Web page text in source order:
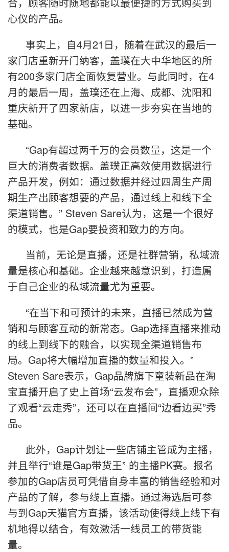
心仪的产品。
事实上，自4月21日，随着在武汉的最后一
家门店重新开门纳客，盖璞在大中华地区的所
有200多家门店全面恢复营业。与此同时，在4
月的最后一周，盖璞还在上海、成都、沈阳和
重庆新开了四家新店，以进一步夯实在当地的
基础。
“Gap有超过两千万的会员数量，这是一个
巨大的消费者数据。盖璞正高效使用数据进行
产品开发，例如：通过数据并经过四周生产周
期生产出顾客想要的产品，通过线上和线下全
渠道销售。” Steven Sare认为，这是一个很好
的模式，也是Gap要投资和致力的方向。
当前，无论是直播，还是社群营销，私域流
量是核心和基础。企业越来越意识到，打造属
于自己企业的私域流量尤为重要。
“在当下和可预计的未来，直播已然成为营
销和与顾客互动的新常态。Gap选择直播来推动
的线上到线下的融合，以实现全渠道销售布
局。Gap将大幅增加直播的数量和投入。”
Steven Sare表示，Gap品牌旗下童装新品在淘
宝直播开启了史上首场“云发布会”，直播观众除
了观看“云走秀”，还可以在直播间“边看边买”秀
品。
此外，Gap计划让一些店铺主管成为主播，
并且举行“谁是Gap带货王” 的主播PK赛。报名
参加的Gap店员可凭借自身丰富的销售经验和对
产品的了解，参与线上直播。通过海选后可参
与到Gap天猫官方直播，该活动使得线上线下有
机地得以结合，有效激活一线员工的带货能
量。